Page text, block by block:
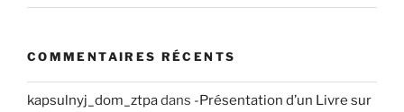
COMMENTAIRES RÉCENTS
kapsulnyj_dom_ztpadans -Présentation d’un Livre sur